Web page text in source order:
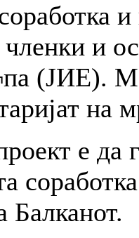
и
(ЈИЕ).
на
е да
Балканот.